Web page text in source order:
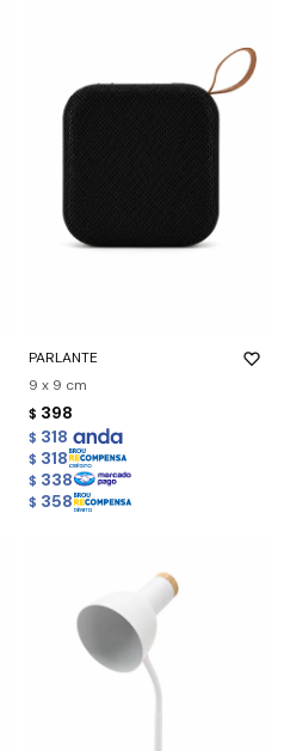
PARLANTE
9 x 9 cm
$ 398
$ 318
$ 318
$ 338
$ 358